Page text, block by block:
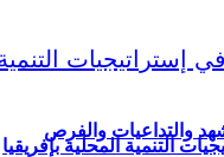
والتداعيات والفرص
التنمية المحلية بإفريقيا